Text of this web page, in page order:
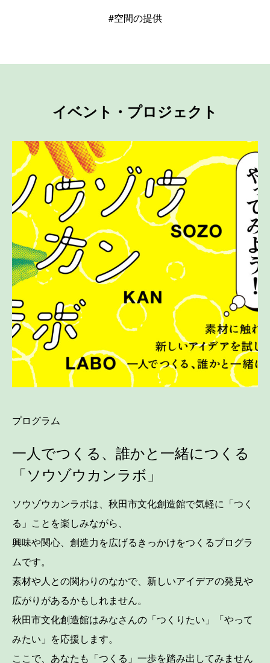
#空間の提供
イベント・プロジェクト
プログラム
一人でつくる、誰かと一緒につくる
「ソウゾウカンラボ」
ソウゾウカンラボは、秋田市文化創造館で気軽に「つく
る」ことを楽しみながら、
興味や関心、創造力を広げるきっかけをつくるプログラ
ムです。
素材や人との関わりのなかで、新しいアイデアの発見や
広がりがあるかもしれません。
秋田市文化創造館はみなさんの「つくりたい」「やって
みたい」を応援します。
ここで、あなたも「つくる」一歩を踏み出してみません